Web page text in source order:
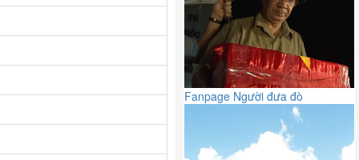
Fanpage Người đưa đò